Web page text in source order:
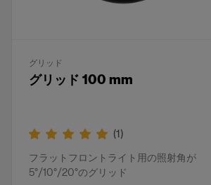
グリッド
グリッド 100 mm
(1)
フラットフロントライト用の照射角が
5°/10°/20°のグリッド